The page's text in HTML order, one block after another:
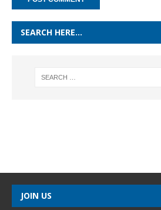
SEARCH HERE…
JOIN US